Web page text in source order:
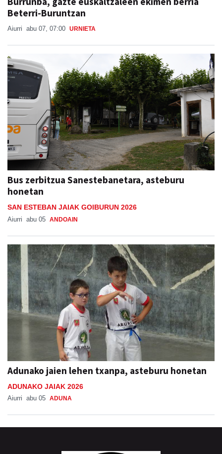
Beterri-Buruntzan
Aiurri abu 07, 07:00 URNIETA
Bus zerbitzua Sanestebanetara, asteburu
honetan
SAN ESTEBAN JAIAK GOIBURUN 2026
Aiurri abu 05 ANDOAIN
Adunako jaien lehen txanpa, asteburu honetan
ADUNAKO JAIAK 2026
Aiurri abu 05 ADUNA